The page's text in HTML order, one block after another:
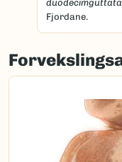
duodecimguttata
Fjordane.